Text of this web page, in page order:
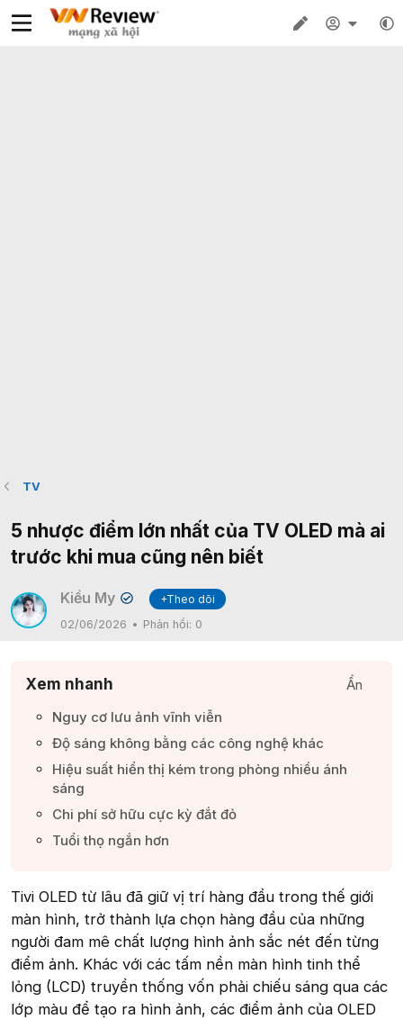
TV
5 nhược điểm lớn nhất của TV OLED mà ai
trước khi mua cũng nên biết
Kiều My ✔
+Theo dõi
02/06/2026
Phản hồi: 0
Xem nhanh
Ẩn
Nguy cơ lưu ảnh vĩnh viễn​
Độ sáng không bằng các công nghệ khác​
Hiệu suất hiển thị kém trong phòng nhiều ánh
sáng​
Chi phí sở hữu cực kỳ đắt đỏ​
Tuổi thọ ngắn hơn​
Tivi OLED từ lâu đã giữ vị trí hàng đầu trong thế giới
màn hình, trở thành lựa chọn hàng đầu của những
người đam mê chất lượng hình ảnh sắc nét đến từng
điểm ảnh. Khác với các tấm nền màn hình tinh thể
lỏng (LCD) truyền thống vốn phải chiếu sáng qua các
lớp màu để tạo ra hình ảnh, các điểm ảnh của OLED